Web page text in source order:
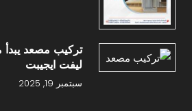
ليفت ايجيبت
سبتمبر 19, 2025